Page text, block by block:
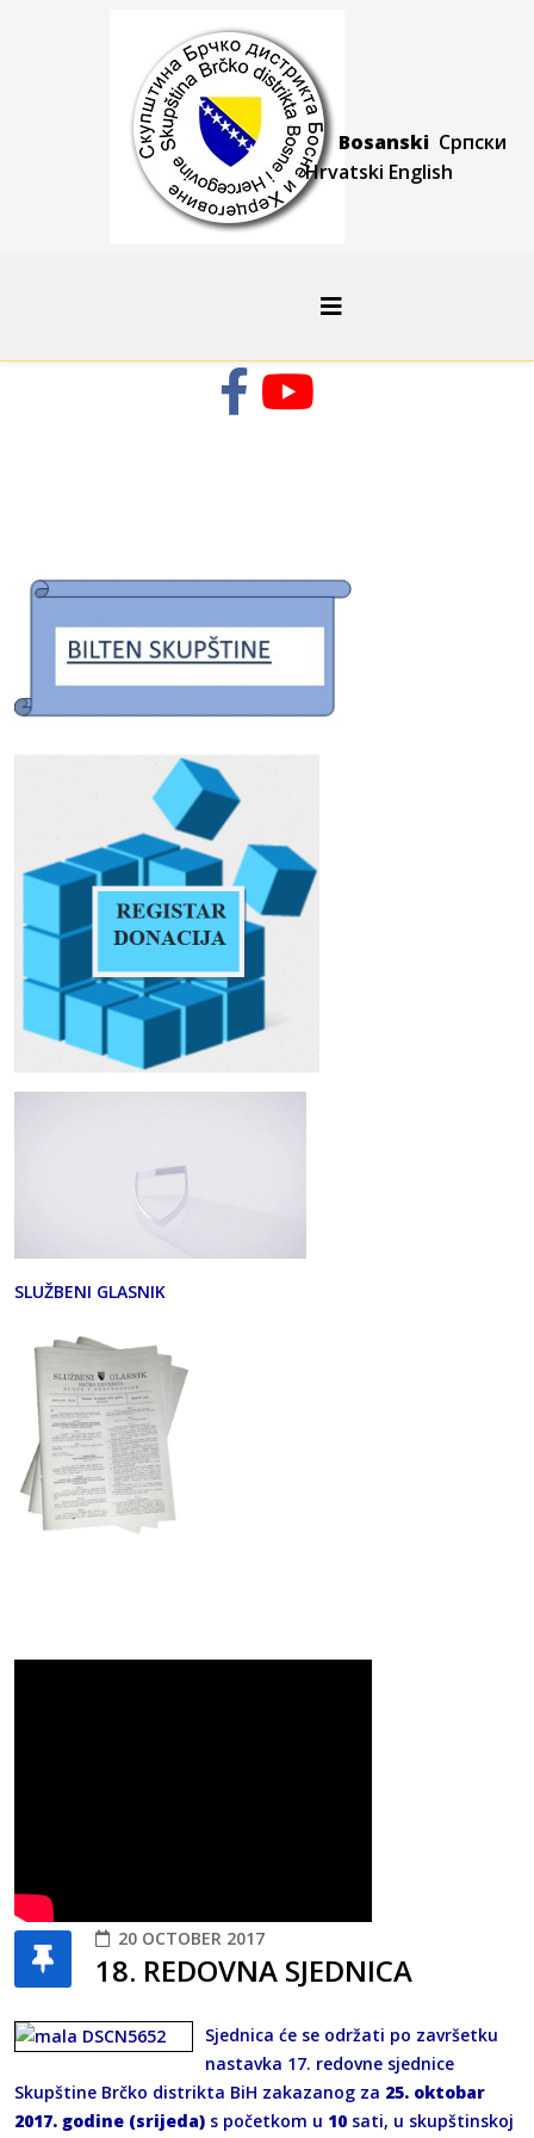
Bosanski Српски
Hrvatski English
SLUŽBENI GLASNIK
20 OCTOBER 2017
18. REDOVNA SJEDNICA
Sjednica će se održati po završetku
nastavka 17. redovne sjednice
Skupštine Brčko distrikta BiH zakazanog za 25. oktobar
2017. godine (srijeda) s početkom u 10 sati, u skupštinskoj